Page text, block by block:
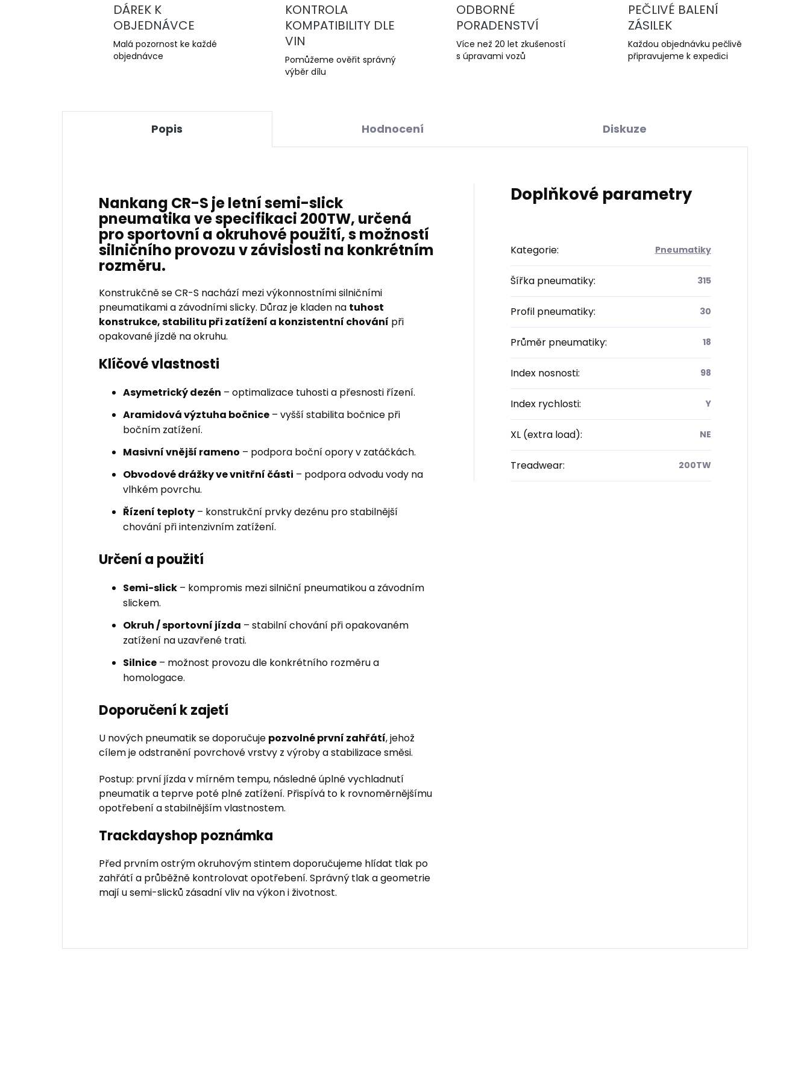
DÁREK K
OBJEDNÁVCE
Malá pozornost ke každé
objednávce
KONTROLA
KOMPATIBILITY DLE
VIN
Pomůžeme ověřit správný
výběr dílu
ODBORNÉ
PORADENSTVÍ
Více než 20 let zkušeností
s úpravami vozů
PEČLIVÉ BALENÍ
ZÁSILEK
Každou objednávku pečlivě
připravujeme k expedici
Popis Hodnocení Diskuze
Nankang CR-S jeletní semi-slick
pneumatika ve specifikaci 200TW, určená
prosportovní a okruhové použití, s možností
silničního provozu v závislosti na konkrétním
rozměru.
Konstrukčně se CR-S nachází mezi výkonnostními silničními
pneumatikami a závodními slicky. Důraz je kladen na tuhost
konstrukce, stabilitu při zatížení a konzistentní chování při
opakované jízdě na okruhu.
Klíčové vlastnosti
Asymetrický dezén – optimalizace tuhosti a přesnosti řízení.
Aramidová výztuha bočnice – vyšší stabilita bočnice při
bočním zatížení.
Masivní vnější rameno – podpora boční opory v zatáčkách.
Obvodové drážky ve vnitřní části – podpora odvodu vody na
vlhkém povrchu.
Řízení teploty – konstrukční prvky dezénu pro stabilnější
chování při intenzivním zatížení.
Určení a použití
Semi-slick – kompromis mezi silniční pneumatikou a závodním
slickem.
Okruh / sportovní jízda – stabilní chování při opakovaném
zatížení na uzavřené trati.
Silnice – možnost provozu dle konkrétního rozměru a
homologace.
Doporučení k zajetí
U nových pneumatik se doporučuje pozvolné první zahřátí, jehož
cílem je odstranění povrchové vrstvy z výroby a stabilizace směsi.
Postup: první jízda v mírném tempu, následné úplné vychladnutí
pneumatik a teprve poté plné zatížení. Přispívá to k rovnoměrnějšímu
opotřebení a stabilnějším vlastnostem.
Trackdayshop poznámka
Před prvním ostrým okruhovým stintem doporučujeme hlídat tlak po
zahřátí a průběžně kontrolovat opotřebení. Správný tlak a geometrie
mají u semi-slicků zásadní vliv na výkon i životnost.
Doplňkové parametry
Kategorie: Pneumatiky
Šířka pneumatiky: 315
Profil pneumatiky: 30
Průměr pneumatiky: 18
Index nosnosti: 98
Index rychlosti: Y
XL (extra load): NE
Treadwear: 200TW